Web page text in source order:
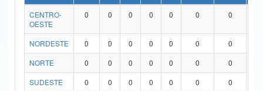
Ministério da Ciência, Tecnologia, Inovações e Comunicações
Ministério do Turismo
Ministério do Desenvolvimento Regional
CENTRO-
OESTE
0 0 0 0 0 0 0
NORDESTE 0 0 0 0 0 0 0
NORTE
0 0 0 0 0 0 0
SUDESTE
0 0 0 0 0 0 0